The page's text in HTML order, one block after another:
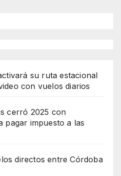
su ruta estacional
con vuelos diarios
cerró 2025 con
pagar impuesto a las
directos entre Córdoba